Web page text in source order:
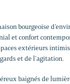
bourgeoise
et confort
extérieurs
et de l’agitation.
baignés de